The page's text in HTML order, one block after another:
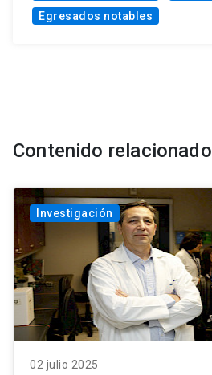
Egresados notables
Contenido relacionado
Investigación
02 julio 2025